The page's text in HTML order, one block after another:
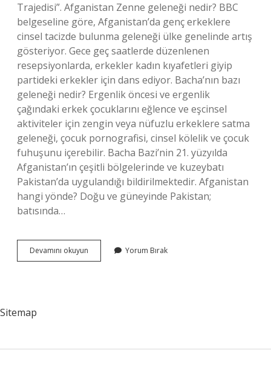
Trajedisi”. Afganistan Zenne geleneği nedir? BBC
belgeseline göre, Afganistan’da genç erkeklere
cinsel tacizde bulunma geleneği ülke genelinde artış
gösteriyor. Gece geç saatlerde düzenlenen
resepsiyonlarda, erkekler kadın kıyafetleri giyip
partideki erkekler için dans ediyor. Bacha’nın bazı
geleneği nedir? Ergenlik öncesi ve ergenlik
çağındaki erkek çocuklarını eğlence ve eşcinsel
aktiviteler için zengin veya nüfuzlu erkeklere satma
geleneği, çocuk pornografisi, cinsel kölelik ve çocuk
fuhuşunu içerebilir. Bacha Bazi’nin 21. yüzyılda
Afganistan’ın çeşitli bölgelerinde ve kuzeybatı
Pakistan’da uygulandığı bildirilmektedir. Afganistan
hangi yönde? Doğu ve güneyinde Pakistan;
batısında…
Devamını okuyun
Bazi
Yorum Bırak
Sitemap